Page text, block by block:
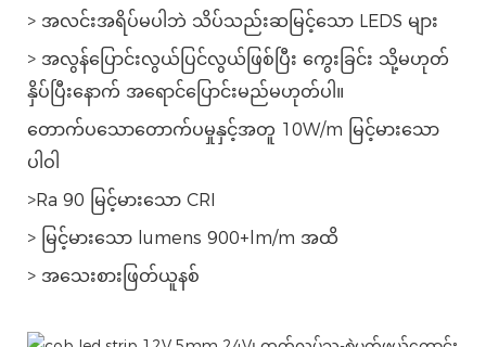
> အလင်းအရိပ်မပါဘဲ သိပ်သည်းဆမြင့်သော LEDS များ
> အလွန်ပြောင်းလွယ်ပြင်လွယ်ဖြစ်ပြီး ကွေးခြင်း သို့မဟုတ်
နှိပ်ပြီးနောက် အရောင်ပြောင်းမည်မဟုတ်ပါ။
တောက်ပသောတောက်ပမှုနှင့်အတူ 10W/m မြင့်မားသော
ပါဝါ
>Ra 90 မြင့်မားသော CRI
> မြင့်မားသော lumens 900+lm/m အထိ
> အသေးစားဖြတ်ယူနစ်